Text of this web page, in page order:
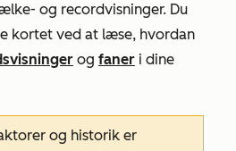
og recordvisninger. Du
kortet ved at læse, hvordan
og faner i dine
og historik er